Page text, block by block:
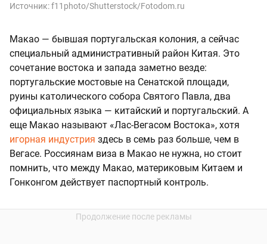
Источник:f11photo/Shutterstock/Fotodom.ru
Макао — бывшая португальская колония, а сейчас
специальный административный район Китая. Это
сочетание востока и запада заметно везде:
португальские мостовые на Сенатской площади,
руины католического собора Святого Павла, два
официальных языка — китайский и португальский. А
еще Макао называют «Лас-Вегасом Востока», хотя
игорная индустрия здесь в семь раз больше, чем в
Вегасе. Россиянам виза в Макао не нужна, но стоит
помнить, что между Макао, материковым Китаем и
Гонконгом действует паспортный контроль.